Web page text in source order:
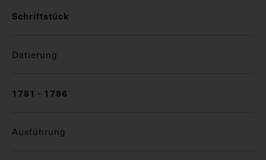
Schriftstück
Datierung
1781 - 1786
Ausführung